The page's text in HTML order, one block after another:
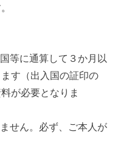
等に通算して３か月以
す（出入国の証印の
が必要となりま
せん。必ず、ご本人が